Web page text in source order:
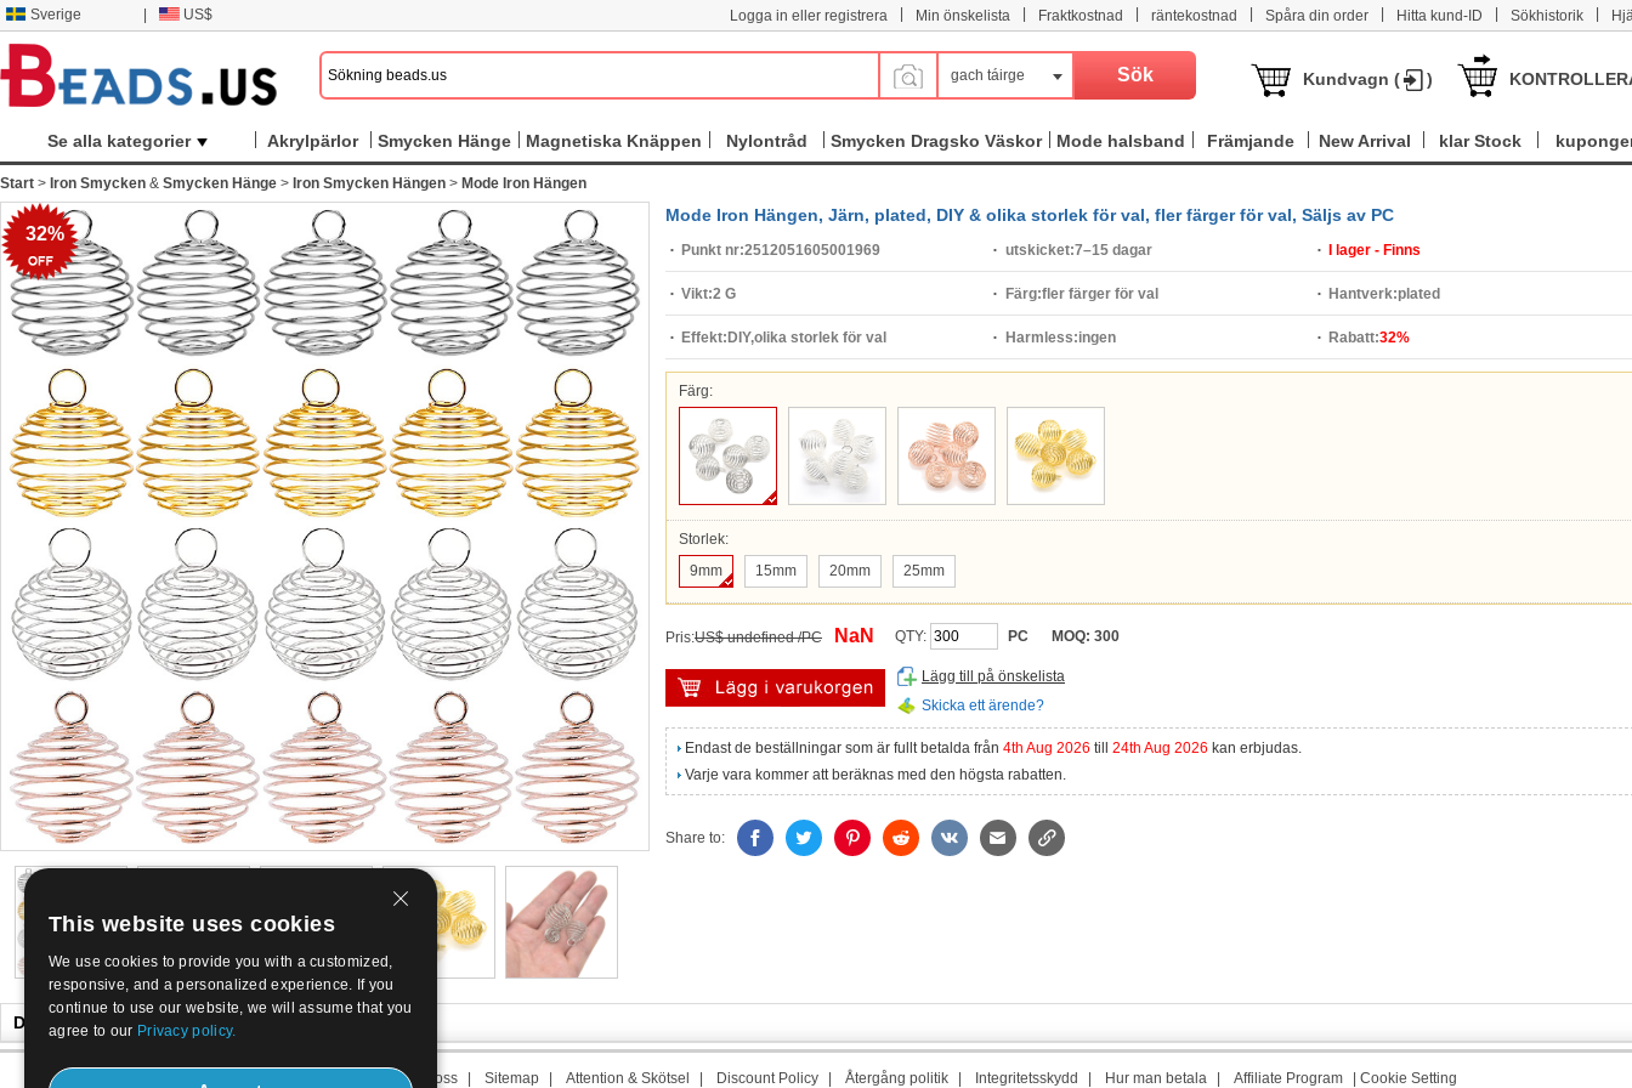
Sverige US$ Logga in eller registrera Min önskelista Fraktkostnad räntekostnad Spåra din order Hitta kund-ID Sökhistorik
gach táirge Kundvagn ( )
Se alla kategorier Akrylpärlor Smycken Hänge Magnetiska Knäppen Nylontråd Smycken Dragsko Väskor Mode halsband Främjande New Arrival klar Stock
Start > Iron Smycken & Smycken Hänge > Iron Smycken Hängen > Mode Iron Hängen
32%
Mode Iron Hängen, Järn, plated, DIY & olika storlek för val, fler färger för val, Säljs av PC
Punkt nr:2512051605001969 utskicket:7–15 dagar I lager - Finns
Vikt:2 G Färg:fler färger för val Hantverk:plated
Effekt: DIY,olika storlek för val Harmless:ingen Rabatt:32%
Färg:
Storlek:
9mm
15mm 20mm 25mm
Pris:US$ undefined /PC NaN QTY: PC MOQ: 300
Lägg till på önskelista
Skicka ett ärende?
Endast de beställningar som är fullt betalda från 4th Aug 2026 till 24th Aug 2026 kan erbjudas.
Varje vara kommer att beräknas med den högsta rabatten.
Share to:
Du Kanske Gillar också
Löptid oss Sitemap Attention & Skötsel Discount Policy Återgång politik Integritetsskydd Hur man betala Affiliate Program Cookie Setting
This website uses cookies
We use cookies to provide you with a customized,
responsive, and a personalized experience. If you
continue to use our website, we will assume that you
agree to our Privacy policy.